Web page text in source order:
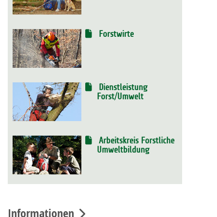
Forstwirte
Dienstleistung
Forst/Umwelt
Arbeitskreis Forstliche
Umweltbildung
Informationen